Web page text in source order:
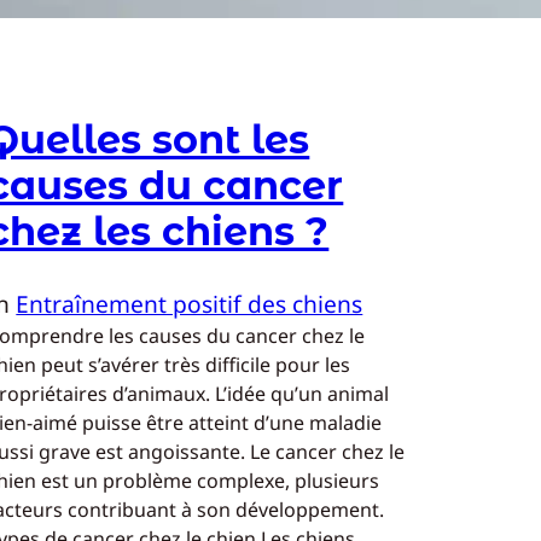
sont les
du cancer
les chiens ?
Entraînement positif des chiens
les causes du cancer chez le
peut s’avérer très difficile pour les
d’animaux. L’idée qu’un animal
aimé puisse être atteint d’une maladie
grave est angoissante. Le cancer chez le
est un problème complexe, plusieurs
contribuant à son développement.